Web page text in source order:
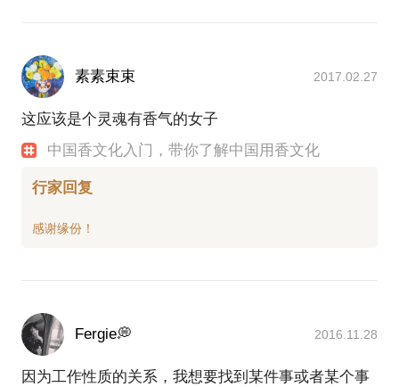
素素束束 2017.02.27
这应该是个灵魂有香气的女子
中国香文化入门，带你了解中国用香文化
行家回复
Fergie💭 2016.11.28
因为工作性质的关系，我想要找到某件事或者某个事